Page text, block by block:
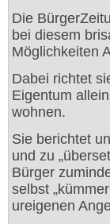
Die
bei diesem
Möglichkeiten
Dabei richtet
Eigentum
wohnen.
Sie berichtet
und zu
Bürger
selbst
ureigenen